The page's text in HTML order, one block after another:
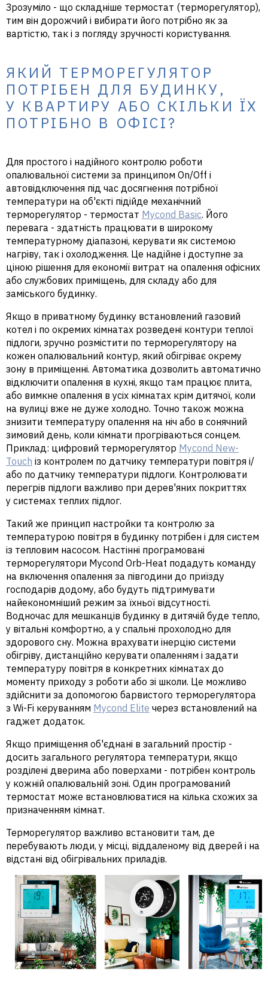
Зрозуміло - що складніше термостат (терморегулятор),
тим він дорожчий і вибирати його потрібно як за
вартістю, так і з погляду зручності користування.
ЯКИЙ ТЕРМОРЕГУЛЯТОР
ПОТРІБЕН ДЛЯ БУДИНКУ,
У КВАРТИРУ АБО СКІЛЬКИ ЇХ
ПОТРІБНО В ОФІСІ?
Для простого і надійного контролю роботи
опалювальної системи за принципом On/Off і
автовідключення під час досягнення потрібної
температури на об'єкті підійде механічний
терморегулятор - термостат Mycond Basic. Його
перевага - здатність працювати в широкому
температурному діапазоні, керувати як системою
нагріву, так і охолодження. Це надійне і доступне за
ціною рішення для економії витрат на опалення офісних
або службових приміщень, для складу або для
заміського будинку.
Якщо в приватному будинку встановлений газовий
котел і по окремих кімнатах розведені контури теплої
підлоги, зручно розмістити по терморегулятору на
кожен опалювальний контур, який обігріває окрему
зону в приміщенні. Автоматика дозволить автоматично
відключити опалення в кухні, якщо там працює плита,
або вимкне опалення в усіх кімнатах крім дитячої, коли
на вулиці вже не дуже холодно. Точно також можна
знизити температуру опалення на ніч або в сонячний
зимовий день, коли кімнати прогріваються сонцем.
Приклад: цифровий терморегулятор Mycond New-
Touch із контролем по датчику температури повітря і/
або по датчику температури підлоги. Контролювати
перегрів підлоги важливо при дерев'яних покриттях
у системах теплих підлог.
Такий же принцип настройки та контролю за
температурою повітря в будинку потрібен і для систем
із тепловим насосом. Настінні програмовані
терморегулятори Mycond Orb-Heat подадуть команду
на включення опалення за півгодини до приїзду
господарів додому, або будуть підтримувати
найекономніший режим за їхньої відсутності.
Водночас для мешканців будинку в дитячій буде тепло,
у вітальні комфортно, а у спальні прохолодно для
здорового сну. Можна врахувати інерцію системи
обігріву, дистанційно керувати опаленням і задати
температуру повітря в конкретних кімнатах до
моменту приходу з роботи або зі школи. Це можливо
здійснити за допомогою барвистого терморегулятора
з Wi-Fi керуванням Mycond Elite через встановлений на
гаджет додаток.
Якщо приміщення об'єднані в загальний простір -
досить загального регулятора температури, якщо
розділені дверима або поверхами - потрібен контроль
у кожній опалювальній зоні. Один програмований
термостат може встановлюватися на кілька схожих за
призначенням кімнат.
Терморегулятор важливо встановити там, де
перебувають люди, у місці, віддаленому від дверей і на
відстані від обігрівальних приладів.